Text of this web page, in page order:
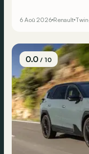
principaux points
6 Aoû 2026 Renault
0.0/ 10